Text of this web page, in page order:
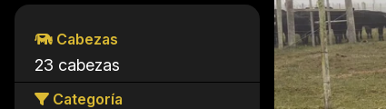
Cabezas
23 cabezas
Categoría